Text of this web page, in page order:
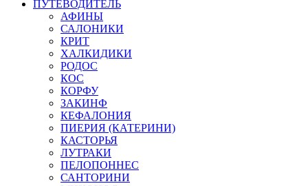
ПУТЕВОДИТЕЛЬ
АФИНЫ
САЛОНИКИ
КРИТ
ХАЛКИДИКИ
РОДОС
КОС
КОРФУ
ЗАКИНФ
КЕФАЛОНИЯ
ПИЕРИЯ (КАТЕРИНИ)
КАСТОРЬЯ
ЛУТРАКИ
ПЕЛОПОННЕС
САНТОРИНИ